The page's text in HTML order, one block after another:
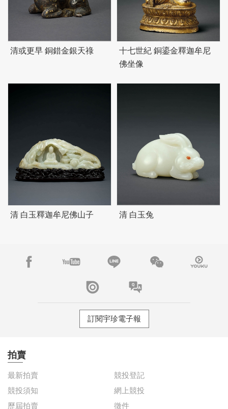
清或更早 銅錯金銀天祿
十七世紀 銅鎏金釋迦牟尼
佛坐像
清 白玉釋迦牟尼佛山子 清 白玉兔
訂閱宇珍電子報
拍賣
最新拍賣
競投登記
競投須知
網上競投
歷屆拍賣
徵件